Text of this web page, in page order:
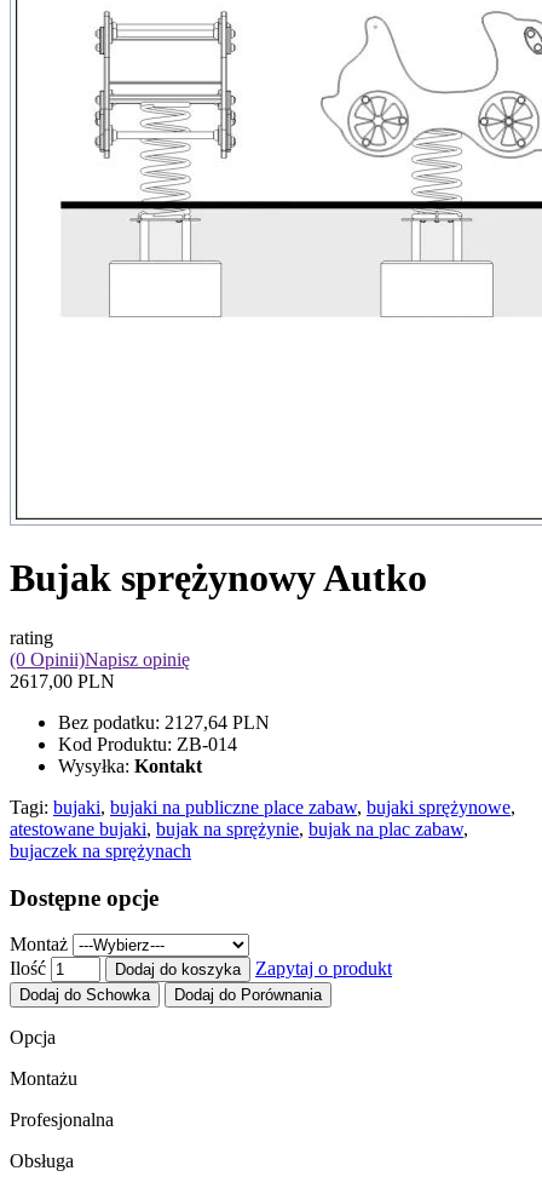
Bujak sprężynowy Autko
rating
(0 Opinii)Napisz opinię
2617,00 PLN
Bez podatku: 2127,64 PLN
Kod Produktu: ZB-014
Wysyłka: Kontakt
Tagi: bujaki, bujaki na publiczne place zabaw, bujaki sprężynowe,
atestowane bujaki, bujak na sprężynie, bujak na plac zabaw,
bujaczek na sprężynach
Dostępne opcje
Montaż
Ilość
Dodaj do koszyka Zapytaj o produkt
Dodaj do Schowka Dodaj do Porównania
Opcja
Montażu
Profesjonalna
Obsługa